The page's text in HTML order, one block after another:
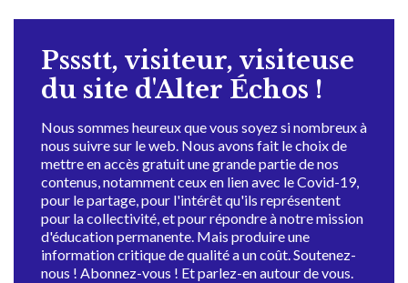
Pssstt, visiteur, visiteuse
du site d'Alter Échos !
Nous sommes heureux que vous soyez si nombreux à
nous suivre sur le web. Nous avons fait le choix de
mettre en accès gratuit une grande partie de nos
contenus, notamment ceux en lien avec le Covid-19,
pour le partage, pour l'intérêt qu'ils représentent
pour la collectivité, et pour répondre à notre mission
d'éducation permanente. Mais produire une
information critique de qualité a un coût. Soutenez-
nous ! Abonnez-vous ! Et parlez-en autour de vous.